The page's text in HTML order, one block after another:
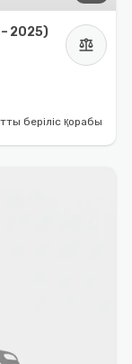
2025)
balance
беріліс қорабы